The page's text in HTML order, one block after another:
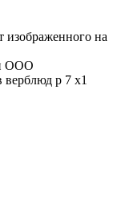
изображенного на
ООО
верблюд р 7 x1